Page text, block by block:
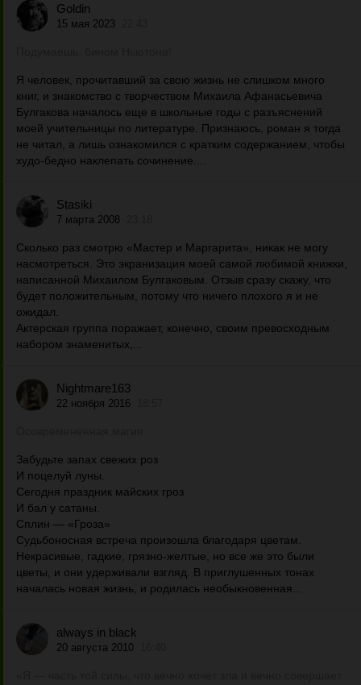
Goldin
15 мая 2023
Я человек, прочитавший за свою жизнь не слишком много
книг, и знакомство с творчеством Михаила Афанасьевича
Булгакова началось еще в школьные годы с разъяснений
моей учительницы по литературе. Признаюсь, роман я тогда
не читал, а лишь ознакомился с кратким содержанием, чтобы
худо-бедно наклепать сочинение....
Stasiki
7 марта 2008
Сколько раз смотрю «Мастер и Маргарита», никак не могу
насмотреться. Это экранизация моей самой любимой книжки,
написанной Михаилом Булгаковым. Отзыв сразу скажу, что
будет положительным, потому что ничего плохого я и не
ожидал.
Актерская группа поражает, конечно, своим превосходным
набором знаменитых,...
Nightmare163
22 ноября 2016
Забудьте запах свежих роз
И поцелуй луны.
Сегодня праздник майских гроз
И бал у сатаны.
Сплин — «Гроза»
Судьбоносная встреча произошла благодаря цветам.
Некрасивые, гадкие, грязно-желтые, но все же это были
цветы, и они удерживали взгляд. В приглушенных тонах
началась новая жизнь, и родилась необыкновенная...
always in black
20 августа 2010